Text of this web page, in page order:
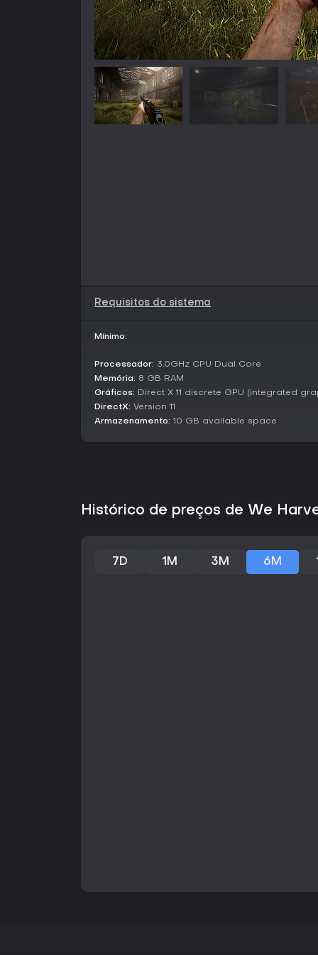
Requisitos do sistema
Mínimo:
Processador: 3.0GHz CPU Dual Core
Memória: 8 GB RAM
Gráficos: Direct X 11 discrete GPU (integrated
DirectX: Version 11
Armazenamento: 10 GB available space
Histórico de preços de We
7D 1M 3M 6M